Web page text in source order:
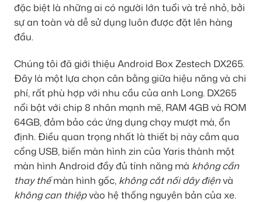
đặc biệt là những ai có người lớn tuổi và trẻ nhỏ, bởi
sự an toàn và dễ sử dụng luôn được đặt lên hàng
đầu.
Chúng tôi đã giới thiệu Android Box Zestech DX265.
Đây là một lựa chọn cân bằng giữa hiệu năng và chi
phí, rất phù hợp với nhu cầu của anh Long. DX265
nổi bật với chip 8 nhân mạnh mẽ, RAM 4GB và ROM
64GB, đảm bảo các ứng dụng chạy mượt mà, ổn
định. Điều quan trọng nhất là thiết bị này cắm qua
cổng USB, biến màn hình zin của Yaris thành một
màn hình Android đầy đủ tính năng mà không cần
thay thếmàn hình gốc, không cắt nối dây điệnvà
không can thiệpvào hệ thống nguyên bản của xe.